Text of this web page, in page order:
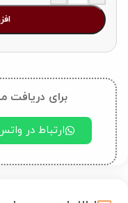
برای دریافت
ارتباط در